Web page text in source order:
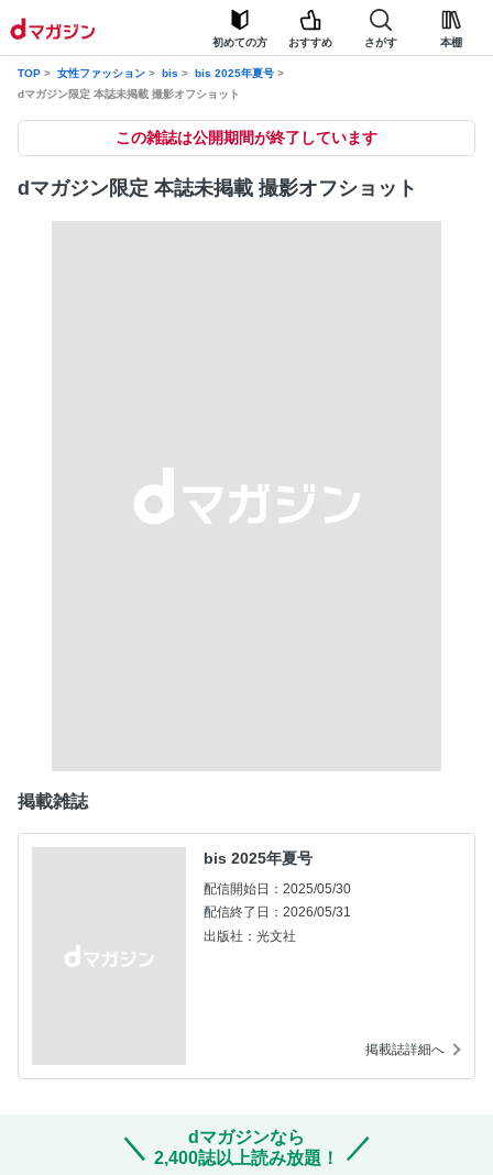
初めての方 おすすめ さがす 本棚
TOP 女性ファッション bis
bis 2025年夏号
dマガジン限定 本誌未掲載 撮影オフショット
この雑誌は公開期間が終了しています
dマガジン限定 本誌未掲載 撮影オフショット
掲載雑誌
bis 2025年夏号
配信開始日：2025/05/30
配信終了日：2026/05/31
出版社：光文社
掲載誌詳細へ
dマガジンなら
2,400誌以上読み放題！